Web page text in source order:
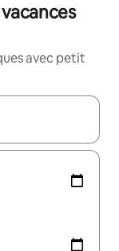
avec petit
flèches vers le